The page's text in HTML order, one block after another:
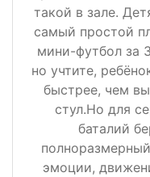
такой в зале.
самый простой
мини-футбол за
но учтите,
быстрее, чем
стул.Но для
баталий
эмоции,